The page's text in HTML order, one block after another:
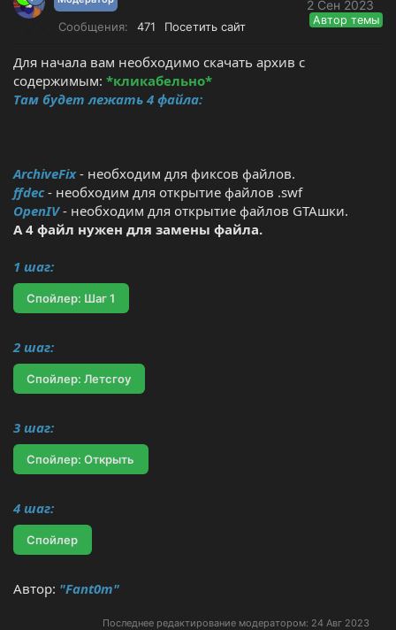
т
ы
а
ч
л
а
Сообщения 471 Посетить сайт
2 Сен 2023
Автор темы
Для начала вам необходимо скачать архив с
содержимым: *кликабельно*
Там будет лежать 4 файла:
ArchiveFix- необходим для фиксов файлов.
ffdec- необходим для открытие файлов .swf
OpenIV- необходим для открытие файлов GTAшки.
А 4 файл нужен для замены файла.
1 шаг:
Спойлер: Шаг 1
2 шаг:
Спойлер: Летсгоу
3 шаг:
Спойлер: Открыть
4 шаг:
Спойлер
Автор: "Fant0m"
Последнее редактирование модератором: 24 Авг 2023